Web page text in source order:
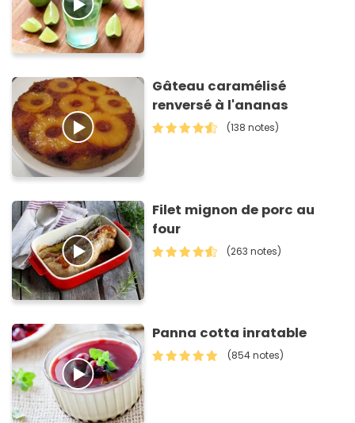
Gâteau caramélisé
renversé à l'ananas
(138 notes)
Filet mignon de porc au
four
(263 notes)
Panna cotta inratable
(854 notes)